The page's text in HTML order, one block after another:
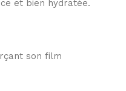
et bien hydratée.
son film